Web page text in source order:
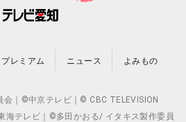
プレミアム ニュース よみもの
｜©中京テレビ｜© CBC TELEVISION
海テレビ｜©多田かおる/ イタキス製作委員